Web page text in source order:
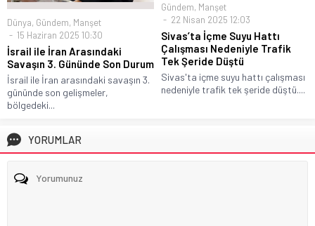
Dünya, Gündem, Manşet
15 Haziran 2025 10:30
İsrail ile İran Arasındaki
Savaşın 3. Gününde Son Durum
İsrail ile İran arasındaki savaşın 3.
gününde son gelişmeler,
bölgedeki...
Gündem, Manşet
22 Nisan 2025 12:03
Sivas’ta İçme Suyu Hattı
Çalışması Nedeniyle Trafik
Tek Şeride Düştü
Sivas'ta içme suyu hattı çalışması
nedeniyle trafik tek şeride düştü....
YORUMLAR